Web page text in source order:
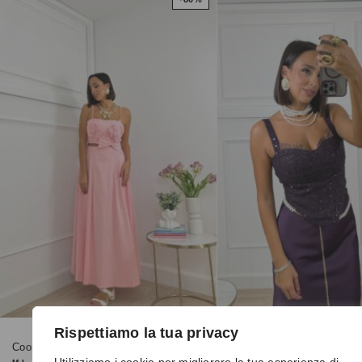
Rispettiamo la tua privacy
Coordinato 0384 rosa